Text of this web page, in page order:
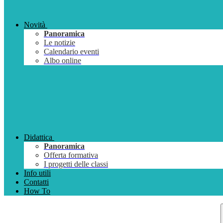
Novità
Panoramica
Le notizie
Calendario eventi
Albo online
Didattica
Panoramica
Offerta formativa
I progetti delle classi
Info utili
Contatti
How To